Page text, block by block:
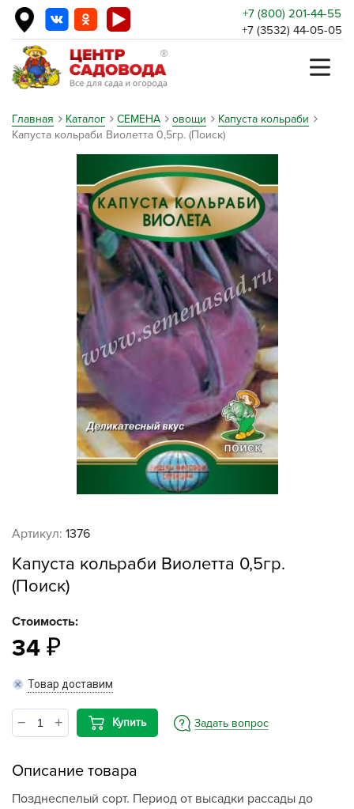
+7 (800) 201-44-55
+7 (3532) 44-05-05
Главная Каталог СЕМЕНА овощи
Капуста кольраби
Капуста кольраби Виолетта 0,5гр. (Поиск)
Артикул: 1376
Капуста кольраби Виолетта 0,5гр.
(Поиск)
Стоимость:
34
Товар доставим
Купить Задать вопрос
Описание товара
Позднеспелый сорт. Период от высадки рассады до